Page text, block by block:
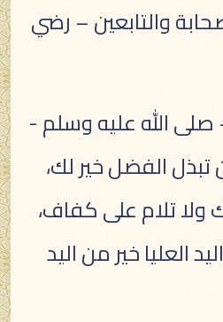
والتابعين – رضي
الله عليه وسلم -
تبذل الفضل خير لك،
تلام على كفاف،
العليا خير من اليد